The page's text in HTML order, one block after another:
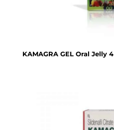
KAMAGRA GEL Oral Jelly 4